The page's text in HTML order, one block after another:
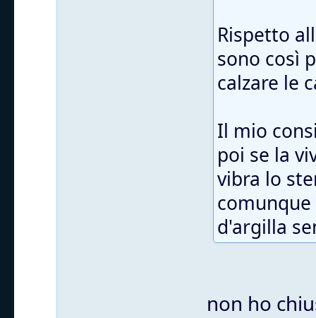
Rispetto
sono così
calzare le
Il mio
poi se la
vibra lo
d'argilla
non ho